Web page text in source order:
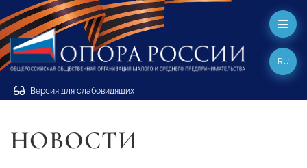
Версия для слабовидящих
RU
НОВОСТИ